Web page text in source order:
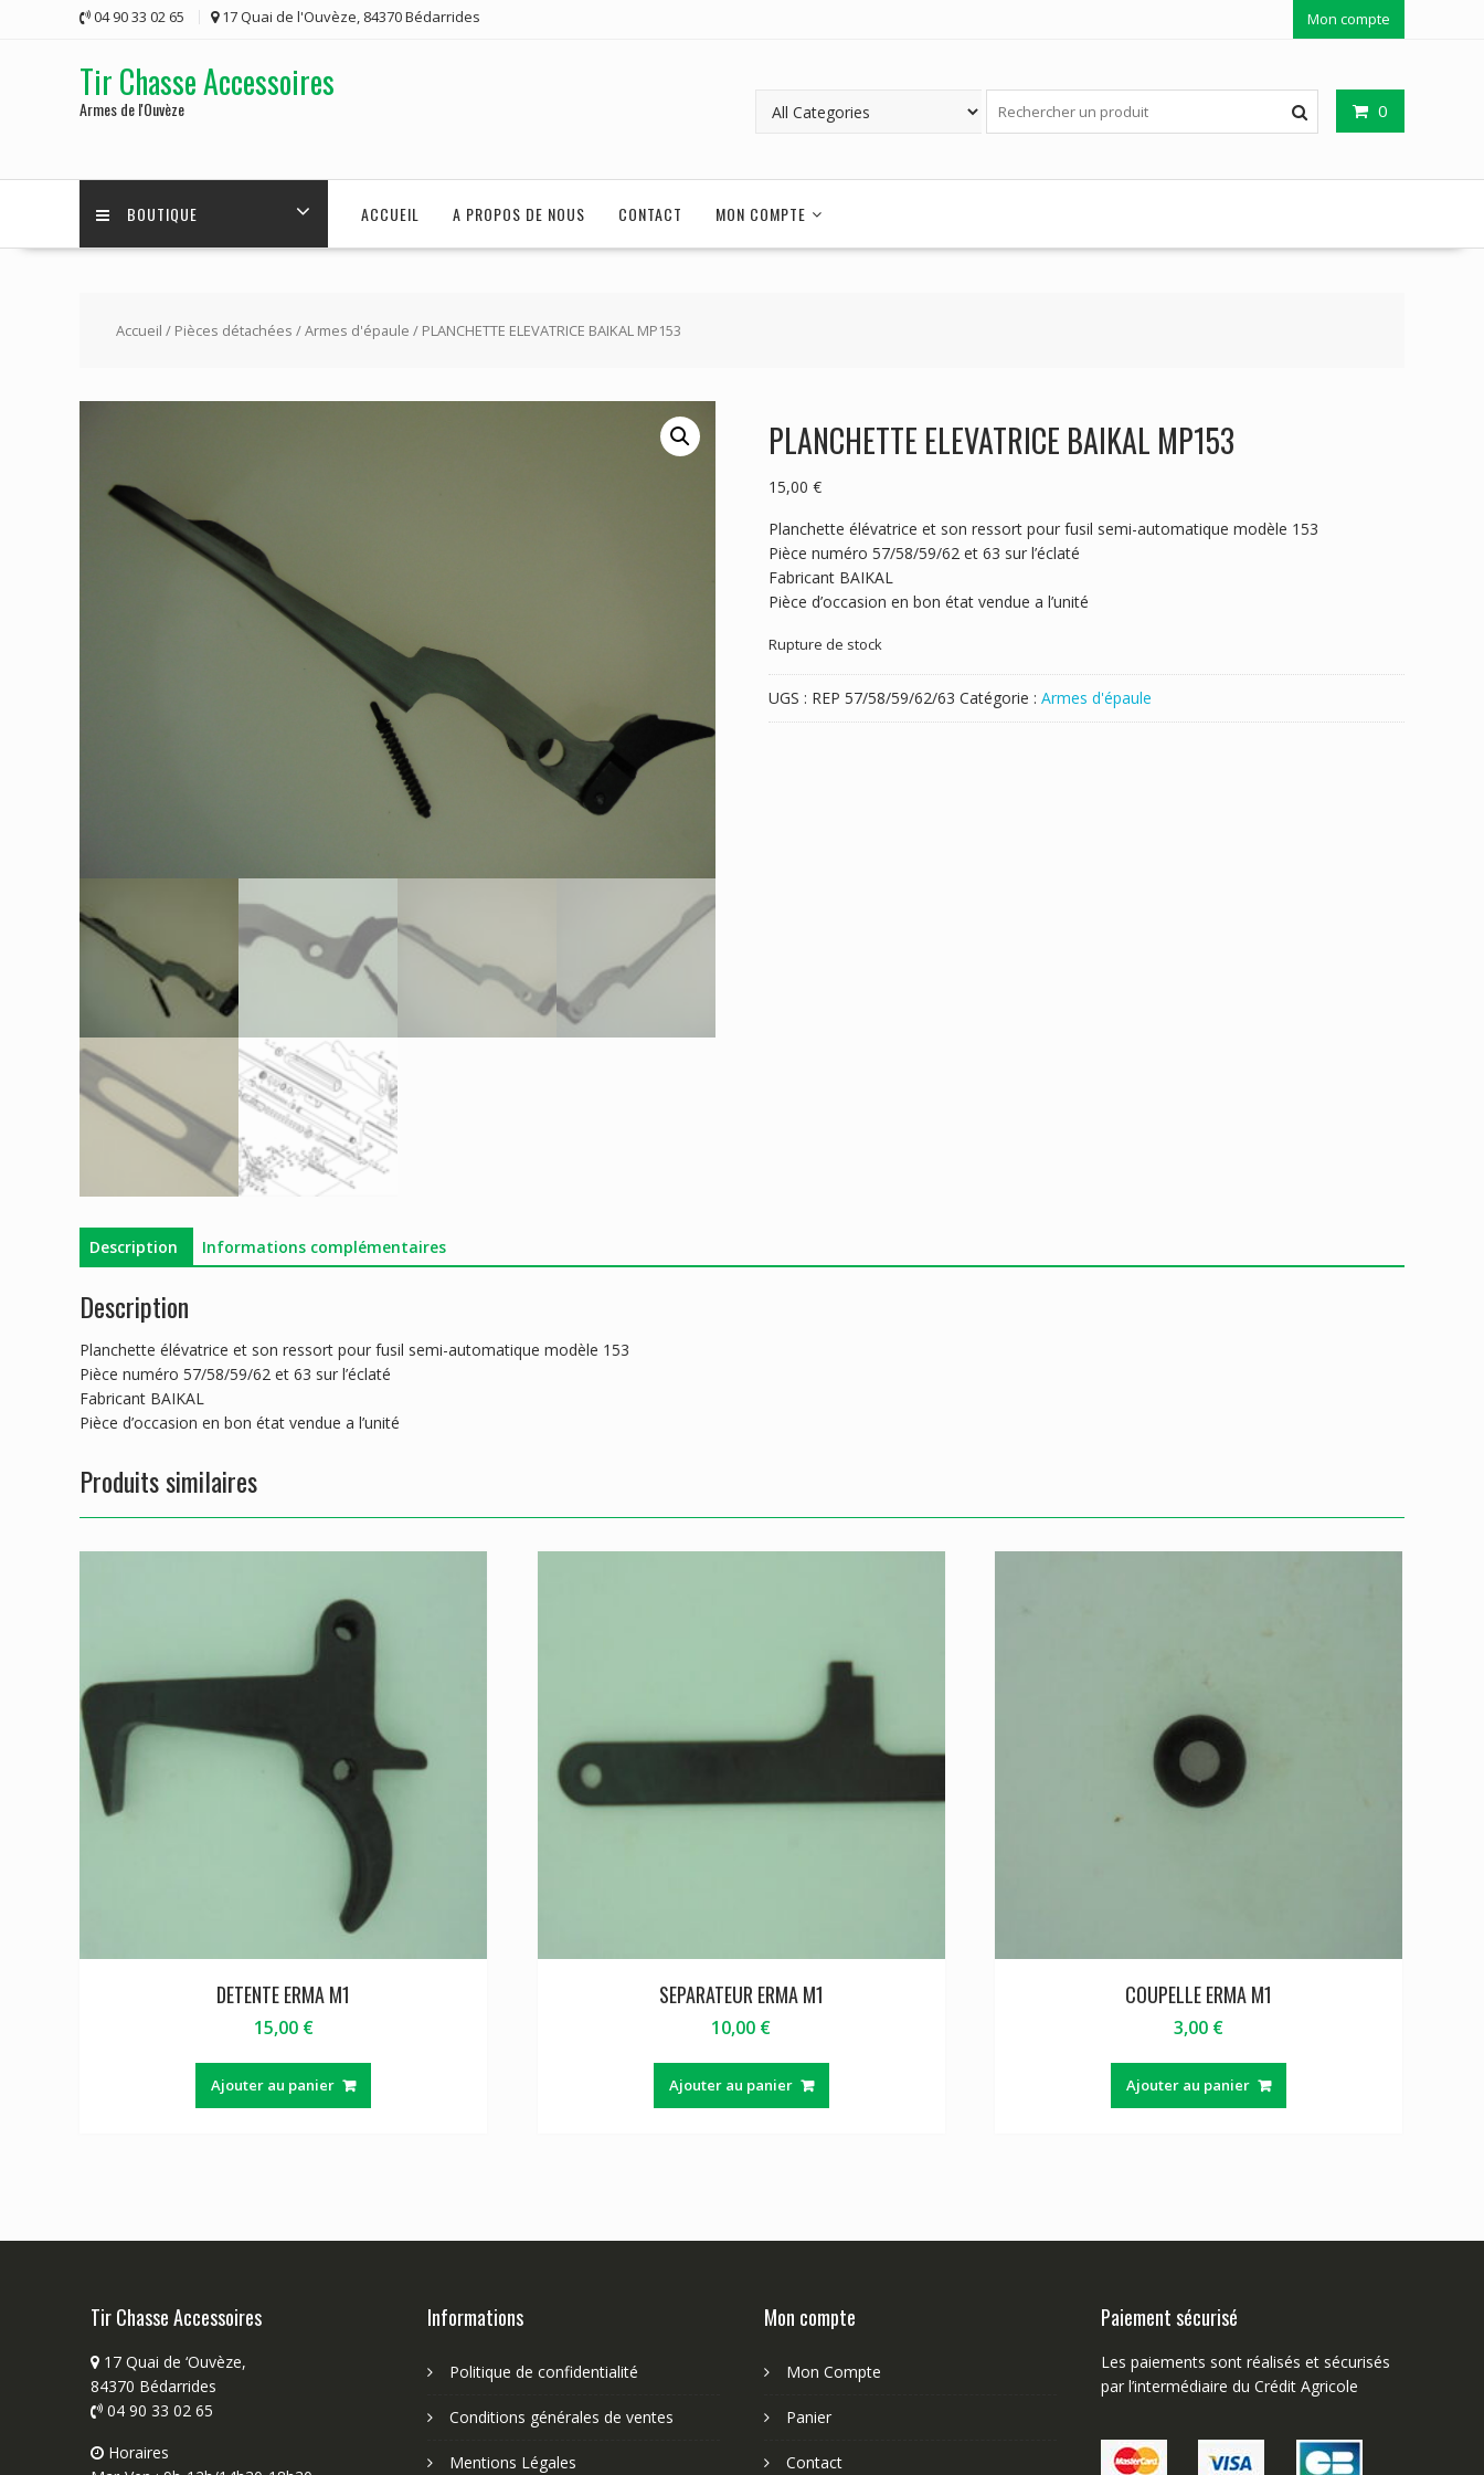
04 90 33 02 65 17 Quai de l'Ouvèze, 84370 Bédarrides Mon compte
Tir Chasse Accessoires
Armes de l'Ouvèze 0
BOUTIQUE ACCUEIL A PROPOS DE NOUS CONTACT MON COMPTE
Accueil / Pièces détachées /Armes d'épaule / PLANCHETTE ELEVATRICE BAIKAL MP153
PLANCHETTE ELEVATRICE BAIKAL MP153
15,00 €
Planchette élévatrice et son ressort pour fusil semi-automatique modèle 153
Pièce numéro 57/58/59/62 et 63 sur l’éclaté
Fabricant BAIKAL
Pièce d’occasion en bon état vendue a l’unité
Rupture de stock
UGS : REP 57/58/59/62/63 Catégorie : Armes d'épaule
Description Informations complémentaires
Description
Planchette élévatrice et son ressort pour fusil semi-automatique modèle 153
Pièce numéro 57/58/59/62 et 63 sur l’éclaté
Fabricant BAIKAL
Pièce d’occasion en bon état vendue a l’unité
Produits similaires
DETENTE ERMA M1
15,00 €
Ajouter au panier
SEPARATEUR ERMA M1
10,00 €
Ajouter au panier
COUPELLE ERMA M1
3,00 €
Ajouter au panier
Tir Chasse Accessoires
17 Quai de ‘Ouvèze,
84370 Bédarrides
04 90 33 02 65
Horaires
Informations
Politique de confidentialité
Conditions générales de ventes
Mentions Légales
Mon compte
Mon Compte
Panier
Contact
Paiement sécurisé
Les paiements sont réalisés et sécurisés
par l’intermédiaire du Crédit Agricole